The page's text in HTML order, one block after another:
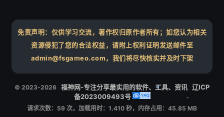
免责声明：仅供学习交流，著作权归原作者所有；如您认为相关
资源侵犯了您的合法权益，请附上权利证明发送邮件至
admin@fsgameo.com，我们将尽快核实并及时下架
© 2023-2026 福神网-专注分享最实用的软件、工具、资讯 辽ICP
备2023009493号
请求次数：59 次，加载用时：1.410 秒，内存占用：45.85 MB
❄